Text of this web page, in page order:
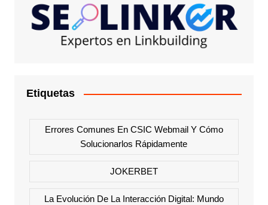
Etiquetas
Errores Comunes En CSIC Webmail Y Cómo
Solucionarlos Rápidamente
JOKERBET
La Evolución De La Interacción Digital: Mundo